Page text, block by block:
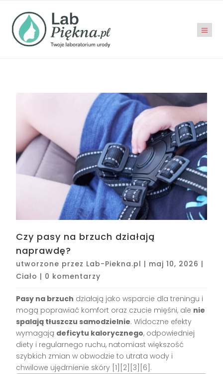
Czy pasy na brzuch działają
naprawdę?
utworzone przez Lab-Piekna.pl | maj 10, 2026 |
Ciało | 0 komentarzy
Pasy na brzuch działają jako wsparcie dla treningu i
mogą poprawiać komfort oraz czucie mięśni, ale nie
spalają tłuszczu samodzielnie. Widoczne efekty
wymagają deficytu kalorycznego, odpowiedniej
diety i regularnego ruchu, natomiast większość
szybkich zmian w obwodzie to utrata wody i
chwilowe ujędrnienie skóry [1][2][3][6].